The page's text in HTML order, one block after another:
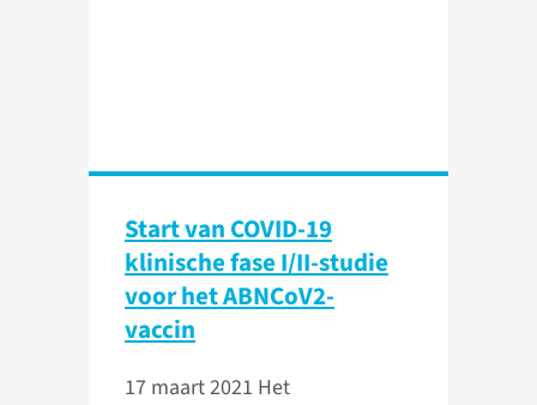
Start van COVID-19
klinische fase I/II-studie
voor het ABNCoV2-
vaccin
17 maart 2021 Het